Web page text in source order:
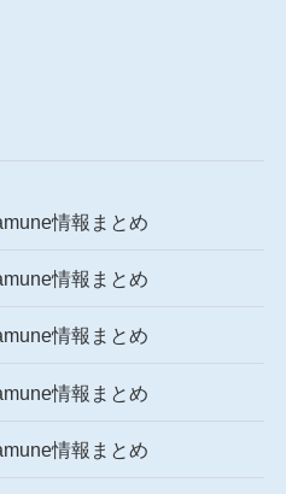
情報まとめ
情報まとめ
情報まとめ
情報まとめ
情報まとめ